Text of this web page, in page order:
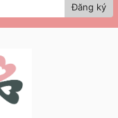
Đăng ký